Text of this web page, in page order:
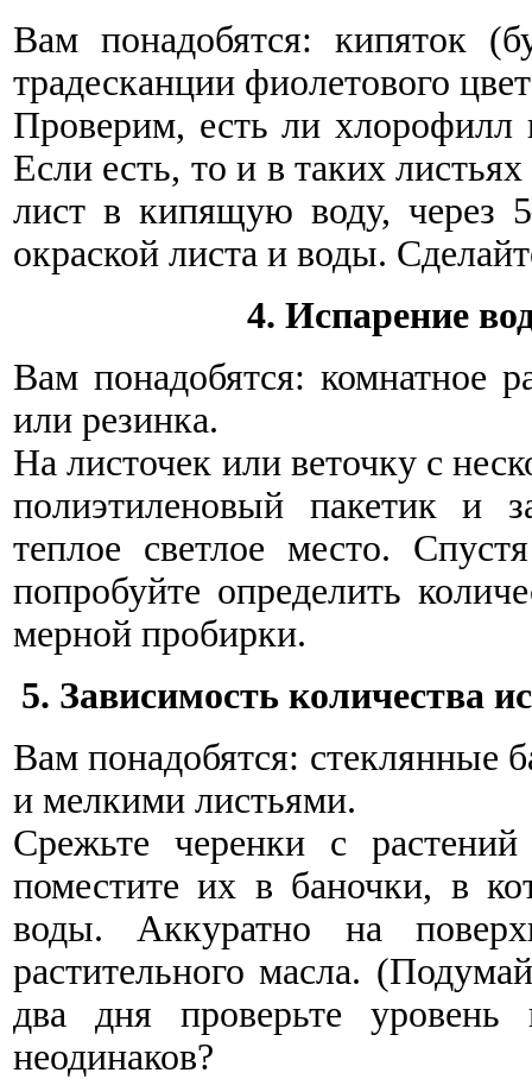
Вам понадобятся: кипяток
традесканции фиолетового
Проверим, есть ли хлорофилл
Если есть, то и в таких
лист в кипящую воду, через
окраской листа и воды.
4. Испарение
Вам понадобятся: комнатное
или резинка.
На листочек или веточку с
полиэтиленовый пакетик и
теплое светлое место.
попробуйте определить
мерной пробирки.
5. Зависимость количества
Вам понадобятся: стеклянные
и мелкими листьями.
Срежьте черенки с
поместите их в баночки, в
воды. Аккуратно на
растительного масла.
два дня проверьте
неодинаков?